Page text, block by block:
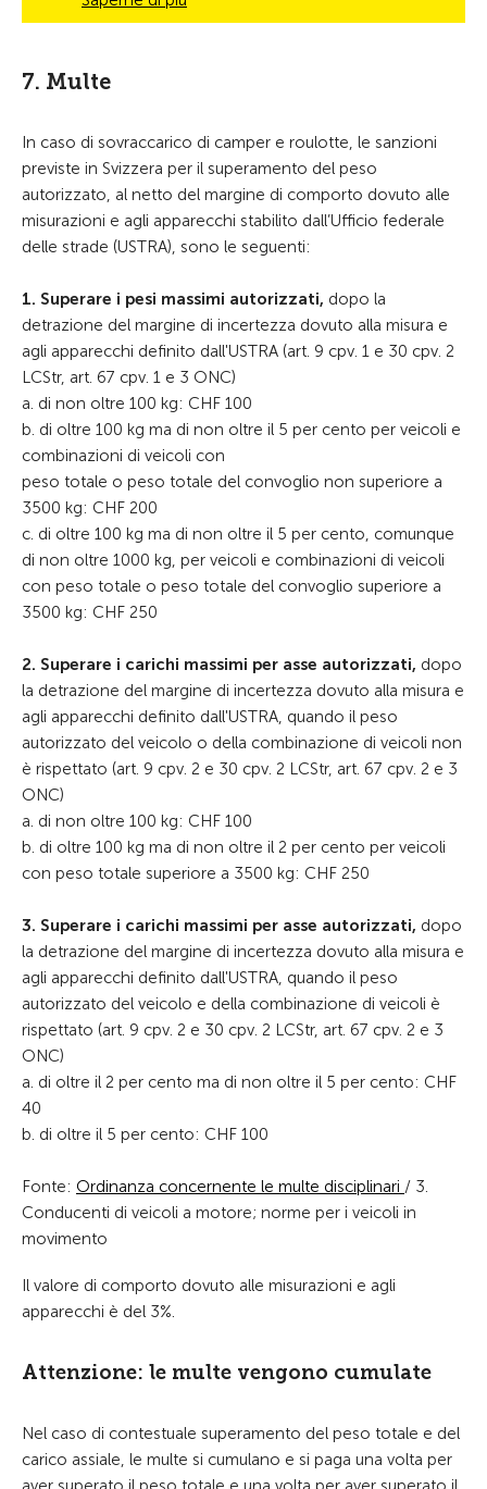
7. Multe
In caso di sovraccarico di camper e roulotte, le sanzioni
previste in Svizzera per il superamento del peso
autorizzato, al netto del margine di comporto dovuto alle
misurazioni e agli apparecchi stabilito dall’Ufficio federale
delle strade (USTRA), sono le seguenti:
1. Superare i pesi massimi autorizzati, dopo la
detrazione del margine di incertezza dovuto alla misura e
agli apparecchi definito dall'USTRA (art. 9 cpv. 1 e 30 cpv. 2
LCStr, art. 67 cpv. 1 e 3 ONC)
a. di non oltre 100 kg: CHF 100
b. di oltre 100 kg ma di non oltre il 5 per cento per veicoli e
combinazioni di veicoli con
peso totale o peso totale del convoglio non superiore a
3500 kg: CHF 200
c. di oltre 100 kg ma di non oltre il 5 per cento, comunque
di non oltre 1000 kg, per veicoli e combinazioni di veicoli
con peso totale o peso totale del convoglio superiore a
3500 kg: CHF 250
2. Superare i carichi massimi per asse autorizzati, dopo
la detrazione del margine di incertezza dovuto alla misura e
agli apparecchi definito dall'USTRA, quando il peso
autorizzato del veicolo o della combinazione di veicoli non
è rispettato (art. 9 cpv. 2 e 30 cpv. 2 LCStr, art. 67 cpv. 2 e 3
ONC)
a. di non oltre 100 kg: CHF 100
b. di oltre 100 kg ma di non oltre il 2 per cento per veicoli
con peso totale superiore a 3500 kg: CHF 250
3. Superare i carichi massimi per asse autorizzati, dopo
la detrazione del margine di incertezza dovuto alla misura e
agli apparecchi definito dall'USTRA, quando il peso
autorizzato del veicolo e della combinazione di veicoli è
rispettato (art. 9 cpv. 2 e 30 cpv. 2 LCStr, art. 67 cpv. 2 e 3
ONC)
a. di oltre il 2 per cento ma di non oltre il 5 per cento: CHF
40
b. di oltre il 5 per cento: CHF 100
Fonte: Ordinanza concernente le multe disciplinari / 3.
Conducenti di veicoli a motore; norme per i veicoli in
movimento
Il valore di comporto dovuto alle misurazioni e agli
apparecchi è del 3%.
Attenzione: le multe vengono cumulate
Nel caso di contestuale superamento del peso totale e del
carico assiale, le multe si cumulano e si paga una volta per